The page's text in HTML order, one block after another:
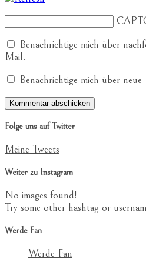
Benachrichtige mich über
Mail.
Benachrichtige mich über
Folge uns auf Twitter
Meine Tweets
Weiter zu Instagram
No images found!
Try some other hashtag or
Werde Fan
Werde Fan